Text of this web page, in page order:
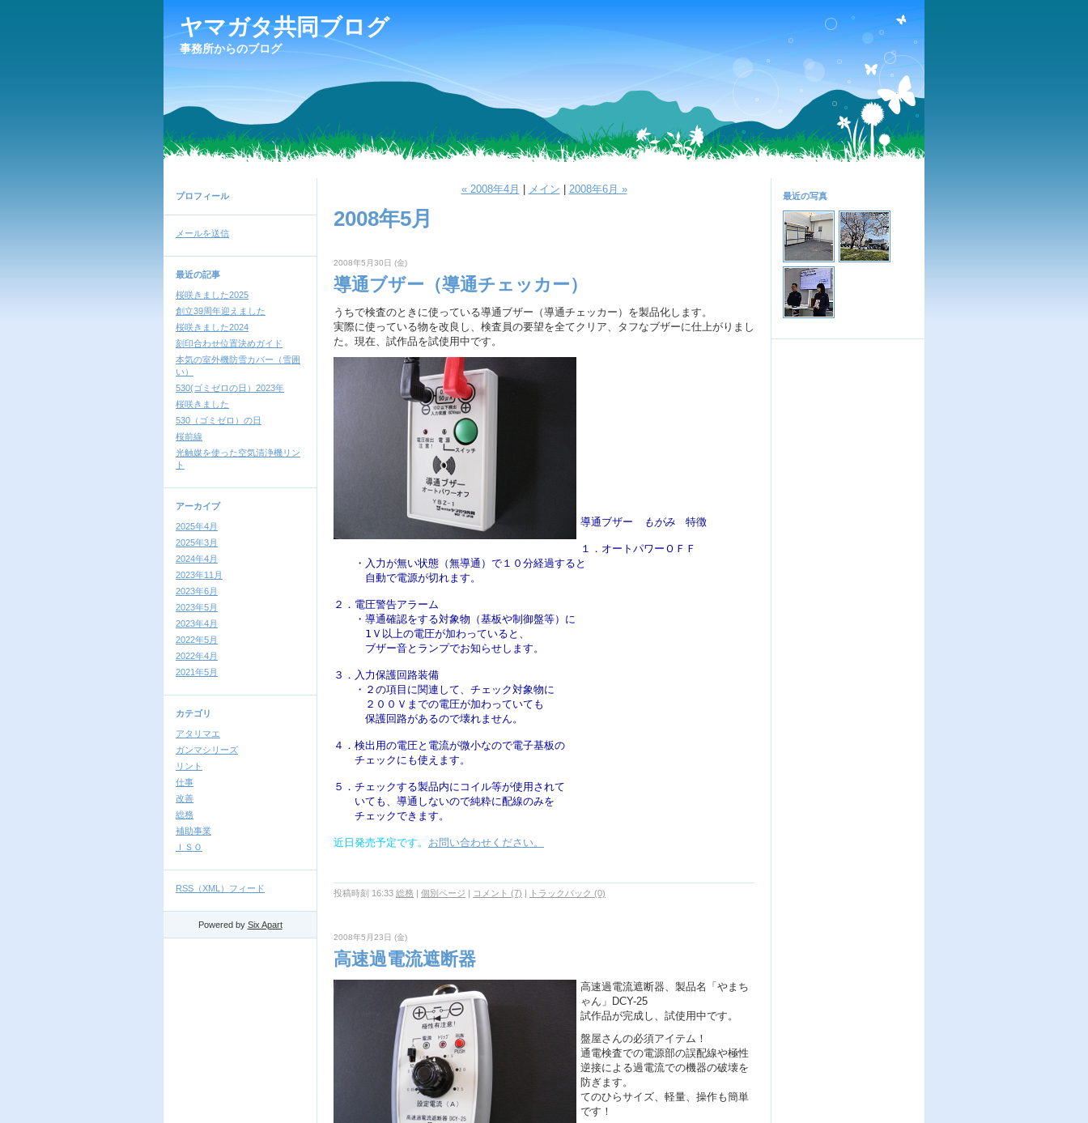
ヤマガタ共同ブログ
事務所からのブログ
プロフィール
メールを送信
最近の記事
桜咲きました2025
創立39周年迎えました
桜咲きました2024
刻印合わせ位置決めガイド
本気の室外機防雪カバー（雪囲
い）
530(ゴミゼロの日）2023年
桜咲きました
530（ゴミゼロ）の日
桜前線
光触媒を使った空気清浄機リン
ト
アーカイブ
2025年4月
2025年3月
2024年4月
2023年11月
2023年6月
2023年5月
2023年4月
2022年5月
2022年4月
2021年5月
カテゴリ
アタリマエ
ガンマシリーズ
リント
仕事
改善
総務
補助事業
ＩＳＯ
RSS（XML）フィード
Powered by Six Apart
« 2008年4月 メイン 2008年6月 »
2008年5月
2008年5月30日 (金)
導通ブザー（導通チェッカー）
うちで検査のときに使っている導通ブザー（導通チェッカー）を製品化します。
実際に使っている物を改良し、検査員の要望を全てクリア、タフなブザーに仕上がりまし
た。現在、試作品を試使用中です。
導通ブザー もがみ 特徴
１．オートパワーＯＦＦ
・入力が無い状態（無導通）で１０分経過すると
自動で電源が切れます。
２．電圧警告アラーム
・導通確認をする対象物（基板や制御盤等）に
1Ｖ以上の電圧が加わっていると、
ブザー音とランプでお知らせします。
３．入力保護回路装備
・２の項目に関連して、チェック対象物に
２００Ｖまでの電圧が加わっていても
保護回路があるので壊れません。
４．検出用の電圧と電流が微小なので電子基板の
チェックにも使えます。
５．チェックする製品内にコイル等が使用されて
いても、導通しないので純粋に配線のみを
チェックできます。
近日発売予定です。 お問い合わせください。
投稿時刻 16:33 総務 | 個別ページ | コメント (7) | トラックバック (0)
2008年5月23日 (金)
高速過電流遮断器
高速過電流遮断器、製品名「やまち
ゃん」DCY-25
試作品が完成し、試使用中です。
盤屋さんの必須アイテム！
通電検査での電源部の誤配線や極性
逆接による過電流での機器の破壊を
防ぎます。
てのひらサイズ、軽量、操作も簡単
です！
最近の写真